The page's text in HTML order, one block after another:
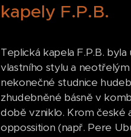
kapely F.P.B.
Teplická kapela F.P.B.
vlastního stylu a
nekonečné studnice
zhudebněné básně v
době vzniklo. Krom české
oppossition (např. Pere